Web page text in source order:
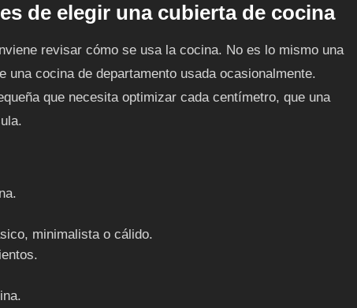
de elegir una cubierta de cocina
revisar cómo se usa la cocina. No es lo mismo una
una cocina de departamento usada ocasionalmente.
que necesita optimizar cada centímetro, que una
minimalista o cálido.